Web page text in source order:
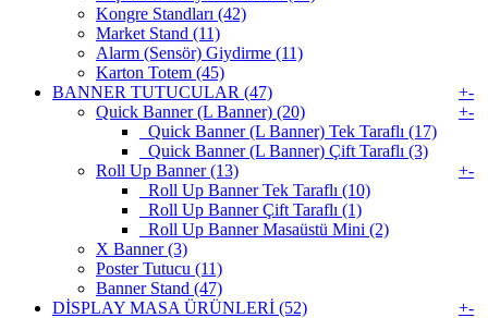
Kongre Standları (42)
Market Stand (11)
Alarm (Sensör) Giydirme (11)
Karton Totem (45)
BANNER TUTUCULAR (47)
+-
Quick Banner (L Banner) (20)
+-
Quick Banner (L Banner) Tek Taraflı (17)
Quick Banner (L Banner) Çift Taraflı (3)
Roll Up Banner (13)
+-
Roll Up Banner Tek Taraflı (10)
Roll Up Banner Çift Taraflı (1)
Roll Up Banner Masaüstü Mini (2)
X Banner (3)
Poster Tutucu (11)
Banner Stand (47)
DİSPLAY MASA ÜRÜNLERİ (52)
+-